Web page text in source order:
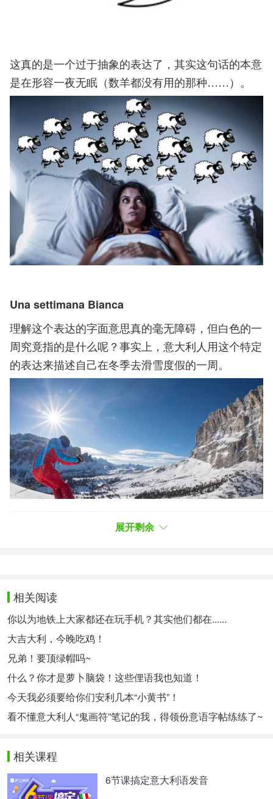
这真的是一个过于抽象的表达了，其实这句话的本意
是在形容一夜无眠（数羊都没有用的那种……）。
Una settimana Bianca
理解这个表达的字面意思真的毫无障碍，但白色的一
周究竟指的是什么呢？事实上，意大利人用这个特定
的表达来描述自己在冬季去滑雪度假的一周。
如果你身体感觉不太舒服，那么意大利人一定会告诉
的清淡食物。
展开剩余
相关阅读
你以为地铁上大家都还在玩手机？其实他们都在......
大吉大利，今晚吃鸡！
兄弟！要顶绿帽吗~
什么？你才是萝卜脑袋！这些俚语我也知道！
今天我必须要给你们安利几本“小黄书”！
看不懂意大利人“鬼画符”笔记的我，得领份意语字帖练练了~
相关课程
6节课搞定意大利语发音